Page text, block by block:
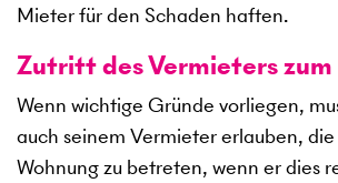
Mieter für den Schaden haften.
Zutritt des Vermieters
Wenn wichtige Gründe vorliegen,
auch seinem Vermieter erlauben,
Wohnung zu betreten, wenn er dies